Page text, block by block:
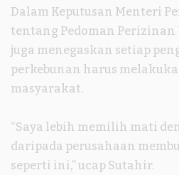
Dalam Keputusan Menteri
tentang Pedoman Perizinan
juga menegaskan setiap
perkebunan harus
masyarakat.
“Saya lebih memilih mati
daripada perusahaan
seperti ini,” ucap Sutahir.